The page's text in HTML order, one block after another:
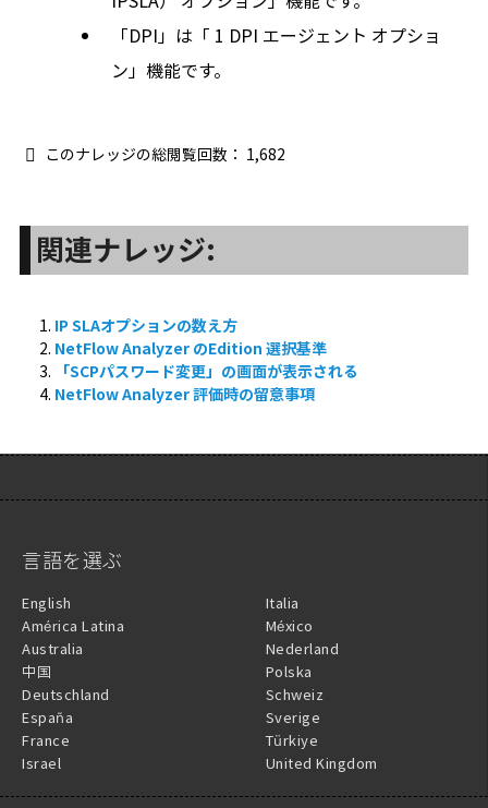
「DPI」は「 1 DPI エージェント オプショ
ン」機能です。
このナレッジの総閲覧回数： 1,682
関連ナレッジ:
IP SLAオプションの数え方
NetFlow Analyzer のEdition 選択基準
「SCPパスワード変更」の画面が表示される
NetFlow Analyzer 評価時の留意事項
言語を選ぶ
English
América Latina
Australia
中国
Deutschland
España
France
Israel
Italia
México
Nederland
Polska
Schweiz
Sverige
Türkiye
United Kingdom